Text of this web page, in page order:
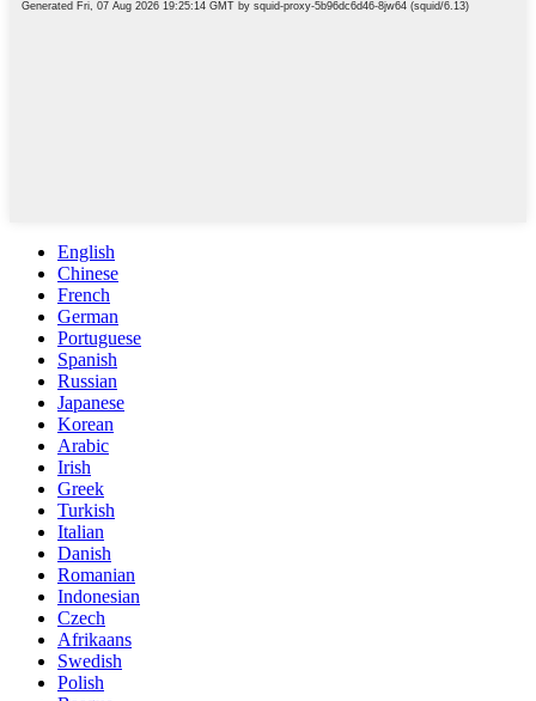
English
Chinese
French
German
Portuguese
Spanish
Russian
Japanese
Korean
Arabic
Irish
Greek
Turkish
Italian
Danish
Romanian
Indonesian
Czech
Afrikaans
Swedish
Polish